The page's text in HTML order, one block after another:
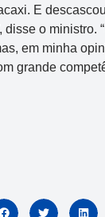
E
disse o ministro.
em minha
grande